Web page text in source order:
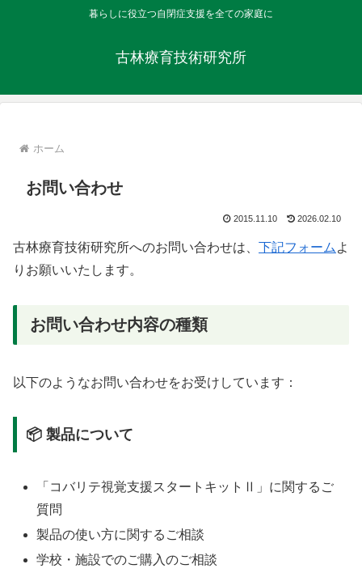
暮らしに役立つ自閉症支援を全ての家庭に
古林療育技術研究所
ホーム
お問い合わせ
2015.11.10 2026.02.10
古林療育技術研究所へのお問い合わせは、 下記フォーム よ
りお願いいたします。
お問い合わせ内容の種類
以下のようなお問い合わせをお受けしています：
📦 製品について
「コバリテ視覚支援スタートキットⅡ」に関するご
質問
製品の使い方に関するご相談
学校・施設でのご購入のご相談